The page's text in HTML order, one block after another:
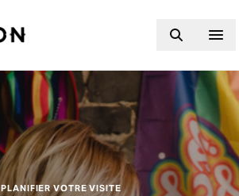
PLANIFIER VOTRE VISITE